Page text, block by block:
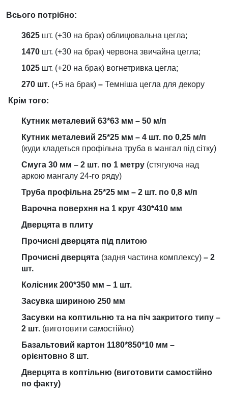
Всього потрібно:
3625 шт. (+30 на брак) облицювальна цегла;
1470 шт. (+30 на брак) червона звичайна цегла;
1025 шт. (+20 на брак) вогнетривка цегла;
270 шт. (+5 на брак) – Темніша цегла для декору
Крім того:
Кутник металевий 63*63 мм – 50 м/п
Кутник металевий 25*25 мм – 4 шт. по 0,25 м/п
(куди кладеться профільна труба в мангал під сітку)
Смуга 30 мм – 2 шт. по 1 метру (стягуюча над
аркою мангалу 24-го ряду)
Труба профільна 25*25 мм – 2 шт. по 0,8 м/п
Варочна поверхня на 1 круг 430*410 мм
Дверцята в плиту
Прочисні дверцята під плитою
Прочисні дверцята (задня частина комплексу) – 2
шт.
Колісник 200*350 мм – 1 шт.
Засувка шириною 250 мм
Засувки на коптильню та на піч закритого типу –
2 шт. (виготовити самостійно)
Базальтовий картон 1180*850*10 мм –
орієнтовно 8 шт.
Дверцята в коптільню (виготовити самостійно
по факту)